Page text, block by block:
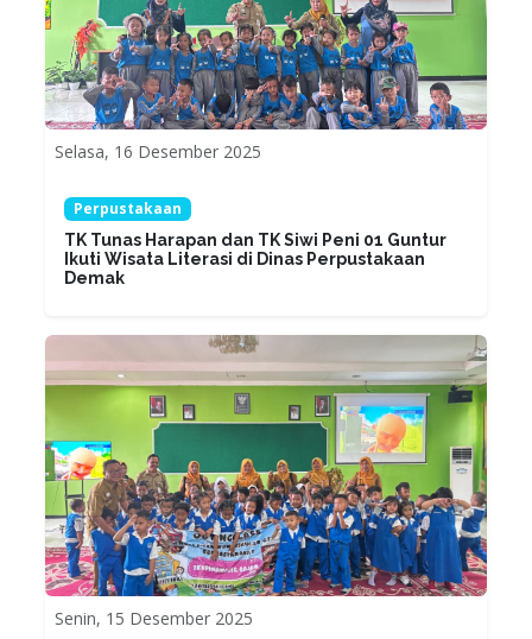
Selasa, 16 Desember 2025
Perpustakaan
TK Tunas Harapan dan TK Siwi Peni 01 Guntur
Ikuti Wisata Literasi di Dinas Perpustakaan
Demak
Senin, 15 Desember 2025